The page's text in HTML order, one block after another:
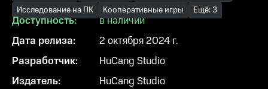
Исследование на ПК
Кооперативные игры Ещё: 3
Доступность:
в наличии
Дата релиза:
2 октября 2024 г.
Разработчик:
HuCang Studio
Издатель:
HuCang Studio